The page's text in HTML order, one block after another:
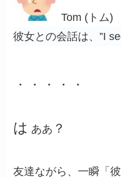
Tom (トム)
彼女との会話は、”I
．．．．．
は ああ ？
友達ながら、一瞬「